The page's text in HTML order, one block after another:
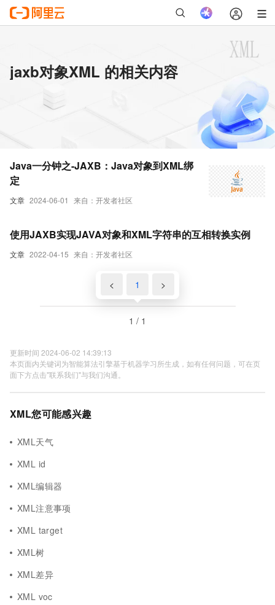
jaxb对象XML 的相关内容
文章 2024-06-01 来自：开发者社区
Java一分钟之-JAXB：Java对象到XML绑
定
文章 2022-04-15 来自：开发者社区
使用JAXB实现JAVA对象和XML字符串的互相转换实例
< 1 >
1 / 1
更新时间 2024-06-02 14:39:13
本页面内关键词为智能算法引擎基于机器学习所生成，如有任何问题，可在页
面下方点击"联系我们"与我们沟通。
XML您可能感兴趣
XML天气
XML id
XML编辑器
XML注意事项
XML target
XML树
XML差异
XML voc